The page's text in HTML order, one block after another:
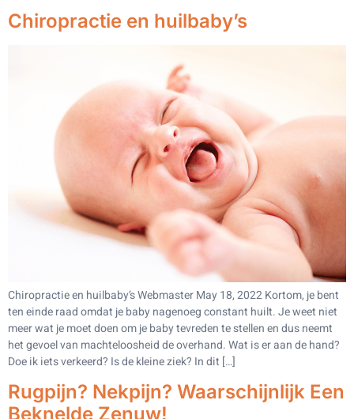
Chiropractie en huilbaby’s
Chiropractie en huilbaby’s Webmaster May 18, 2022 Kortom, je bent
ten einde raad omdat je baby nagenoeg constant huilt. Je weet niet
meer wat je moet doen om je baby tevreden te stellen en dus neemt
het gevoel van machteloosheid de overhand. Wat is er aan de hand?
Doe ik iets verkeerd? Is de kleine ziek? In dit […]
Rugpijn? Nekpijn? Waarschijnlijk Een
Beknelde Zenuw!